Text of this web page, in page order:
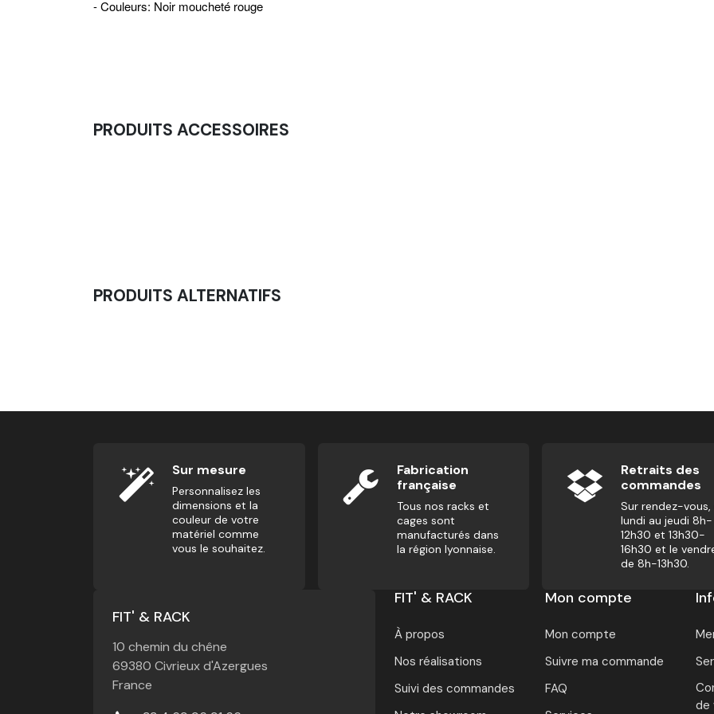
- Couleurs: Noir moucheté rouge
PRODUITS ACCESSOIRES
PRODUITS ALTERNATIFS
Sur mesure
Personnalisez les
dimensions et la
couleur de votre
matériel comme
vous le souhaitez.
Fabrication
française
Tous nos racks et
cages sont
manufacturés dans
la région lyonnaise.
Retraits des
commandes
Sur rendez-vous,
lundi au jeudi 8h-
12h30 et 13h30-
16h30 et le
de 8h-13h30.
FIT' & RACK
10 chemin du chêne
69380 Civrieux d'Azergues
France
FIT' & RACK
À propos
Nos réalisations
Suivi des commandes
Mon compte
Mon compte
Suivre ma commande
FAQ
de